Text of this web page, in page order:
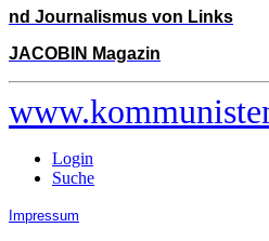
nd Journalismus von Links
JACOBIN Magazin
Login
Suche
Impressum